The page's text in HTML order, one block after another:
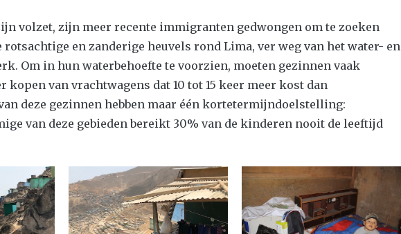
volzet, zijn meer recente immigranten gedwongen om te zoeken
rotsachtige en zanderige heuvels rond Lima, ver weg van het water- en
Om in hun waterbehoefte te voorzien, moeten gezinnen vaak
kopen van vrachtwagens dat 10 tot 15 keer meer kost dan
deze gezinnen hebben maar één kortetermijndoelstelling:
van deze gebieden bereikt 30% van de kinderen nooit de leeftijd